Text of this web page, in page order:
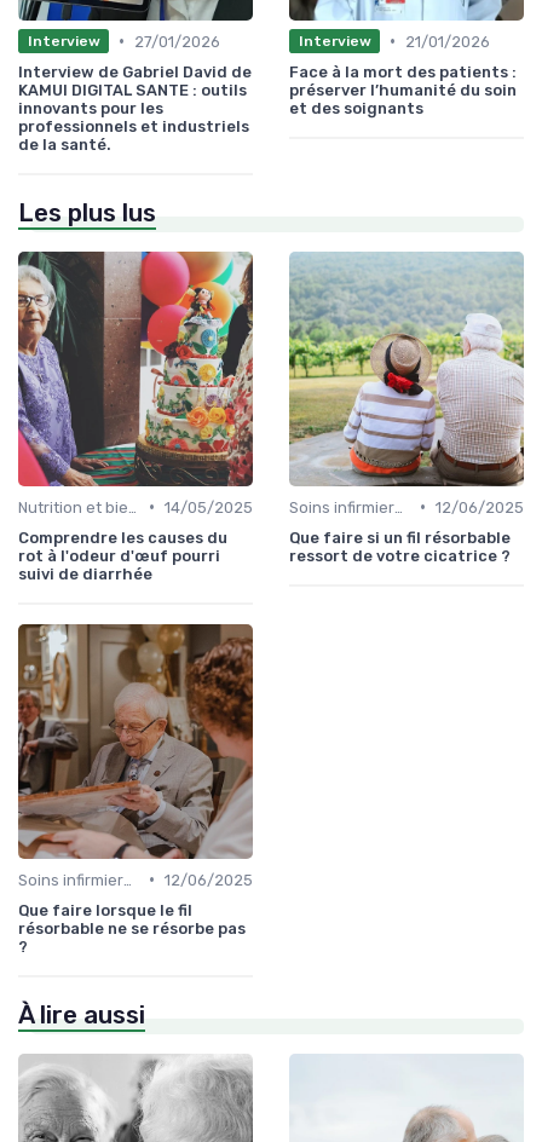
Interview •
27/01/2026
Interview de Gabriel David de
KAMUI DIGITAL SANTE : outils
innovants pour les
professionnels et industriels
de la santé.
Interview •
21/01/2026
Face à la mort des patients :
préserver l’humanité du soin
et des soignants
Les plus lus
• 14/05/2025
Comprendre les causes du
rot à l'odeur d'œuf pourri
suivi de diarrhée
• 12/06/2025
Que faire si un fil résorbable
ressort de votre cicatrice ?
• 12/06/2025
Que faire lorsque le fil
résorbable ne se résorbe pas
?
À lire aussi